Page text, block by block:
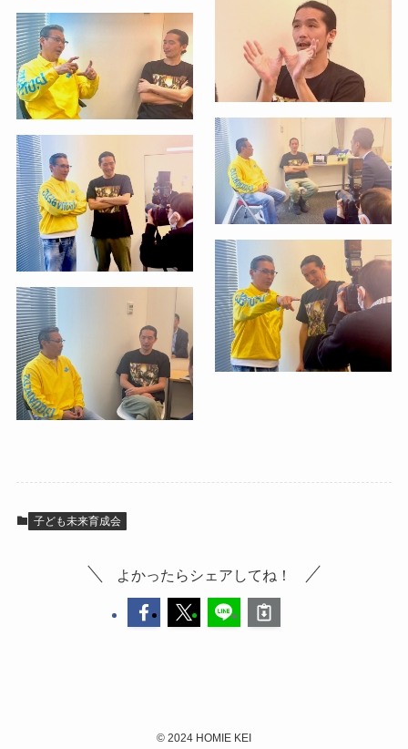
子ども未来育成会
よかったらシェアしてね！
© 2024 HOMIE KEI